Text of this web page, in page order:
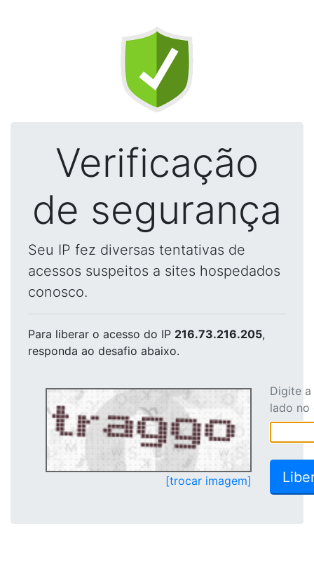
Verificação
de segurança
Seu IP fez diversas tentativas de
acessos suspeitos a sites hospedados
conosco.
Para liberar o acesso do IP 216.73.216.205,
responda ao desafio abaixo.
[trocar imagem]
Digite
lado no